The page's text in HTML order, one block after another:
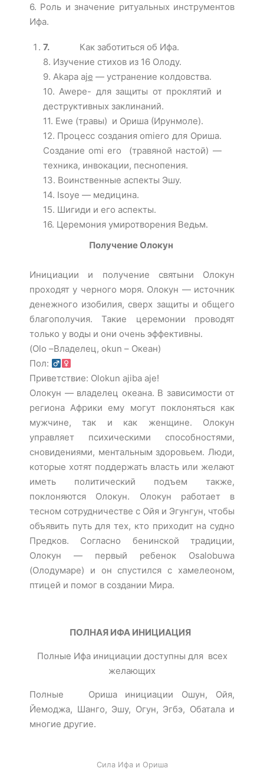
6. Роль и значение ритуальных инструментов
Ифа.
7. Как заботиться об Ифа.
8. Изучение стихов из 16 Олоду.
9. Akapa aje — устранение колдовства.
10. Awepe- для защиты от проклятий и
деструктивных заклинаний.
11. Ewe (травы) и Ориша (Ирунмоле).
12. Процесс создания omiero для Ориша.
Создание omi ero (травяной настой) —
техника, инвокации, песнопения.
13. Воинственные аспекты Эшу.
14. Isoye — медицина.
15. Шигиди и его аспекты.
16. Церемония умиротворения Ведьм.
Получение Олокун
Инициации и получение святыни Олокун
проходят у черного моря. Олокун — источник
денежного изобилия, сверх защиты и общего
благополучия. Такие церемонии проводят
только у воды и они очень эффективны.
(Olo –Владелец, okun – Океан)
Пол:
Приветствие: Olokun ajiba aje!
Олокун — владелец океана. В зависимости от
региона Африки ему могут поклоняться как
мужчине, так и как женщине. Олокун
управляет психическими способностями,
сновидениями, ментальным здоровьем. Люди,
которые хотят поддержать власть или желают
иметь политический подъем также,
поклоняются Олокун. Олокун работает в
тесном сотрудничестве с Ойя и Эгунгун, чтобы
объявить путь для тех, кто приходит на судно
Предков. Согласно бенинской традиции,
Олокун — первый ребенок Osalobuwa
(Олодумаре) и он спустился с хамелеоном,
птицей и помог в создании Мира.
ПОЛНАЯ ИФА ИНИЦИАЦИЯ
Полные Ифа инициации доступны для всех
желающих
Полные Ориша инициации Ошун, Ойя,
Йемоджа, Шанго, Эшу, Огун, Эгбэ, Обатала и
многие другие.
Сила Ифа и Ориша